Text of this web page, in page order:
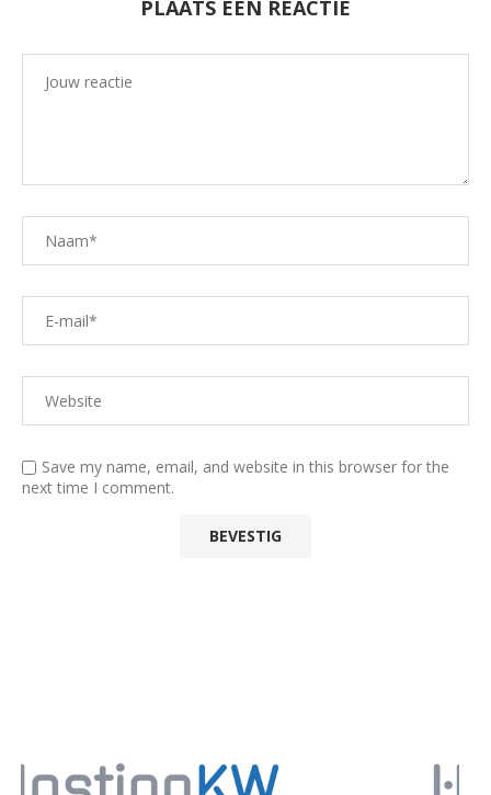
PLAATS EEN REACTIE
Save my name, email, and website in this browser for the
next time I comment.